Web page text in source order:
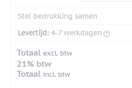
Stel bedrukking samen
Levertijd: 4-7 werkdagen
Totaal excl. btw
21% btw
Totaal incl. btw